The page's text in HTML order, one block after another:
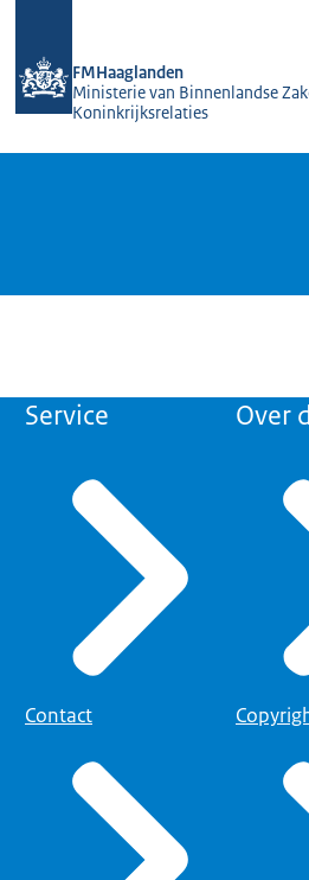
FMHaaglanden
Ministerie van Binnenlandse
Koninkrijksrelaties
Service
Contact
Over